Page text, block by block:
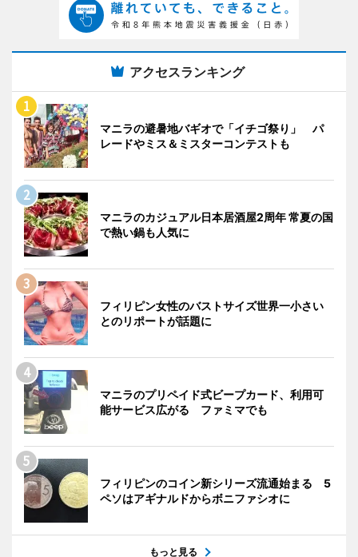
アクセスランキング
マニラの避暑地バギオで「イチゴ祭り」 パ
レードやミス＆ミスターコンテストも
マニラのカジュアル日本居酒屋2周年 常夏の国
で熱い鍋も人気に
フィリピン女性のバストサイズ世界一小さい
とのリポートが話題に
マニラのプリペイド式ビープカード、利用可
能サービス広がる ファミマでも
フィリピンのコイン新シリーズ流通始まる 5
ペソはアギナルドからボニファシオに
もっと見る